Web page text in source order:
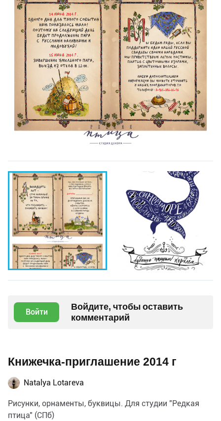
Войти
Войдите, чтобы оставить
комментарий
Книжечка-приглашение 2014 г
Natalya Lotareva
Рисунки, орнаменты, буквицы. Для студии "Редкая
птица" (СПб)